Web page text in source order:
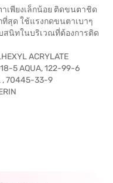
เพียงเล็กน้อย ติดขนตาชิด
สุด ใช้แรงกดขนตาเบาๆ
สนิทในบริเวณที่ต้องการติด
ACRYLATE
18-5 AQUA, 122-99-6
, 70445-33-9